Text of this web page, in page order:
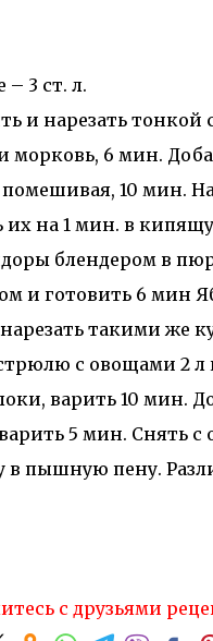
– 3 ст. л.
и нарезать тонкой
морковь, 6 мин.
10 мин.
их на 1 мин. в
блендером в
и готовить 6 мин
такими же
с овощами 2 л
варить 10 мин.
5 мин. Снять
в пышную пену.
с друзьями